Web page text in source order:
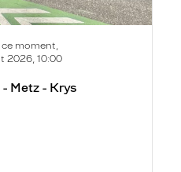
ce moment,
2026, 10:00
Metz - Krys